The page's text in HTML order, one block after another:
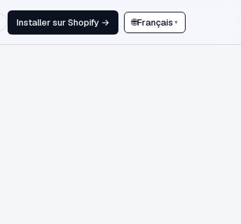
Installer sur Shopify → 🌐Français